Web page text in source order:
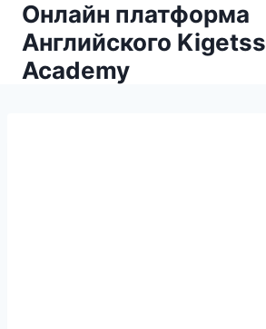
Онлайн платформа
Английского Kigetss
Academy